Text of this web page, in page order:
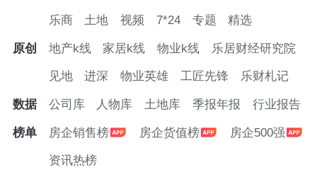
乐商 土地 视频 7*24 专题 精选
原创 地产k线 家居k线 物业k线 乐居财经研究院
见地 进深 物业英雄 工匠先锋 乐财札记
数据 公司库 人物库 土地库 季报年报 行业报告
榜单 房企销售榜 房企货值榜 房企500强
资讯热榜